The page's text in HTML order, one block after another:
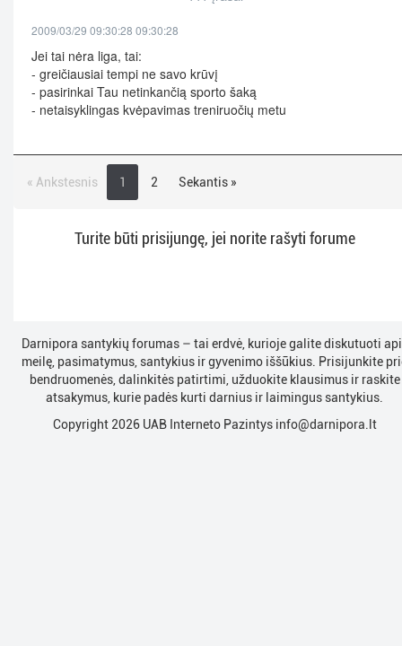
2009/03/29 09:30:28 09:30:28
Jei tai nėra liga, tai:
- greičiausiai tempi ne savo krūvį
- pasirinkai Tau netinkančią sporto šaką
- netaisyklingas kvėpavimas treniruočių metu
« Ankstesnis 1 2 Sekantis »
Turite būti prisijungę, jei norite rašyti forume
Darnipora santykių forumas – tai erdvė, kurioje galite diskutuoti
meilę, pasimatymus, santykius ir gyvenimo iššūkius. Prisijunkite
bendruomenės, dalinkitės patirtimi, užduokite klausimus ir raskite
atsakymus, kurie padės kurti darnius ir laimingus santykius.
Copyright 2026 UAB Interneto Pazintys info@darnipora.lt